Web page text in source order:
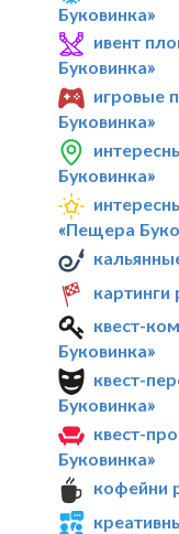
Буковинка»
ивент
Буковинка»
игровые
Буковинка»
Буковинка»
«Пещера
квест-
Буковинка»
квест-
Буковинка»
квест-
Буковинка»
кофейни